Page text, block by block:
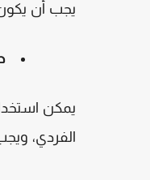
يجب أن يكون
يمكن
الفردي،